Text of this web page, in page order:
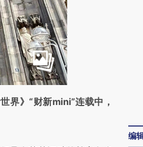
加这段话：本文由第三方
新文章
界》“财新mini”连载中，
编